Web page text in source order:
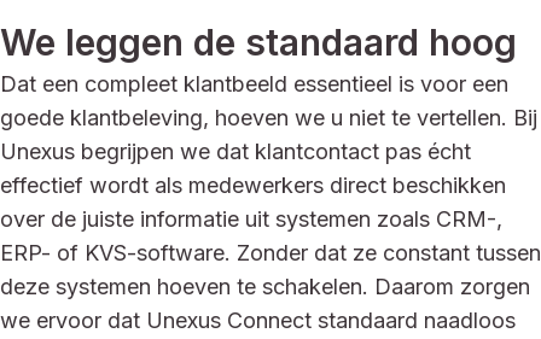
We leggen de standaard hoog
Dat een compleet klantbeeld essentieel is voor een
goede klantbeleving, hoeven we u niet te vertellen. Bij
Unexus begrijpen we dat klantcontact pas écht
effectief wordt als medewerkers direct beschikken
over de juiste informatie uit systemen zoals CRM-,
ERP- of KVS-software. Zonder dat ze constant tussen
deze systemen hoeven te schakelen. Daarom zorgen
we ervoor dat Unexus Connect standaard naadloos